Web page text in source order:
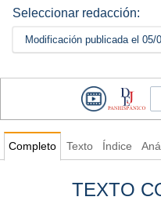
Seleccionar redacción:
Modificación publicada el 05/
Completo Texto Índice
TEXTO